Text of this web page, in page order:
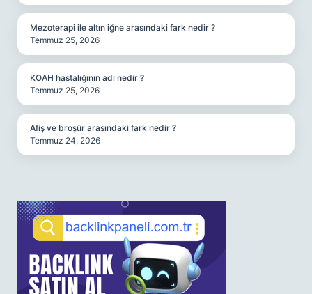
Mezoterapi ile altın iğne arasındaki fark nedir ?
Temmuz 25, 2026
KOAH hastalığının adı nedir ?
Temmuz 25, 2026
Afiş ve broşür arasındaki fark nedir ?
Temmuz 24, 2026